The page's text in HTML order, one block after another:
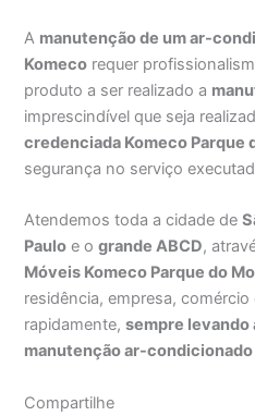
A manutenção de um ar-
Komeco requer
produto a ser realizado a
imprescindível que seja
credenciada Komeco Parque
segurança no serviço
Atendemos toda a cidade de
Paulo e ogrande ABCD,
Móveis Komeco Parque do
residência, empresa, comércio
rapidamente,sempre levando
manutenção ar-condicionado
Compartilhe